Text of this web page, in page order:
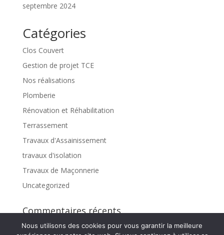
septembre 2024
Catégories
Clos Couvert
Gestion de projet TCE
Nos réalisations
Plomberie
Rénovation et Réhabilitation
Terrassement
Travaux d'Assainissement
travaux d'isolation
Travaux de Maçonnerie
Uncategorized
Commentaires récents
Nous utilisons des cookies pour vous garantir la meilleure